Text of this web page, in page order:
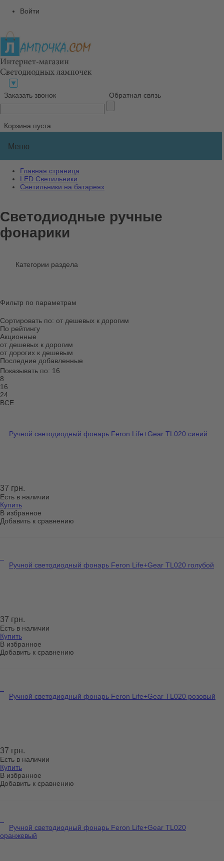
Войти
Заказать звонок Обратная связь
Корзина пуста
Меню
Главная страница
LED Светильники
Светильники на батареях
Светодиодные ручные
фонарики
Категории раздела
Фильтр по параметрам
Сортировать по: от дешевых к дорогим
По рейтингу
Акционные
от дешевых к дорогим
от дорогих к дешевым
Последние добавленные
Показывать по: 16
8
16
24
ВСЕ
Ручной светодиодный фонарь Feron Life+Gear TL020 синий
37 грн.
Есть в наличии
Купить
В избранное
Добавить к сравнению
Ручной светодиодный фонарь Feron Life+Gear TL020 голубой
37 грн.
Есть в наличии
Купить
В избранное
Добавить к сравнению
Ручной светодиодный фонарь Feron Life+Gear TL020 розовый
37 грн.
Есть в наличии
Купить
В избранное
Добавить к сравнению
Ручной светодиодный фонарь Feron Life+Gear TL020
оранжевый